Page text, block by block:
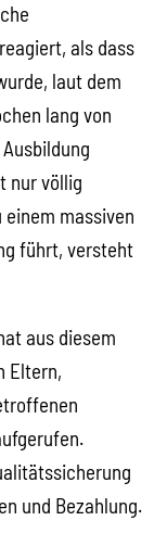
als dass
laut dem
lang von
nur völlig
massiven
führt, versteht
aus diesem
Eltern,
und Bezahlung.